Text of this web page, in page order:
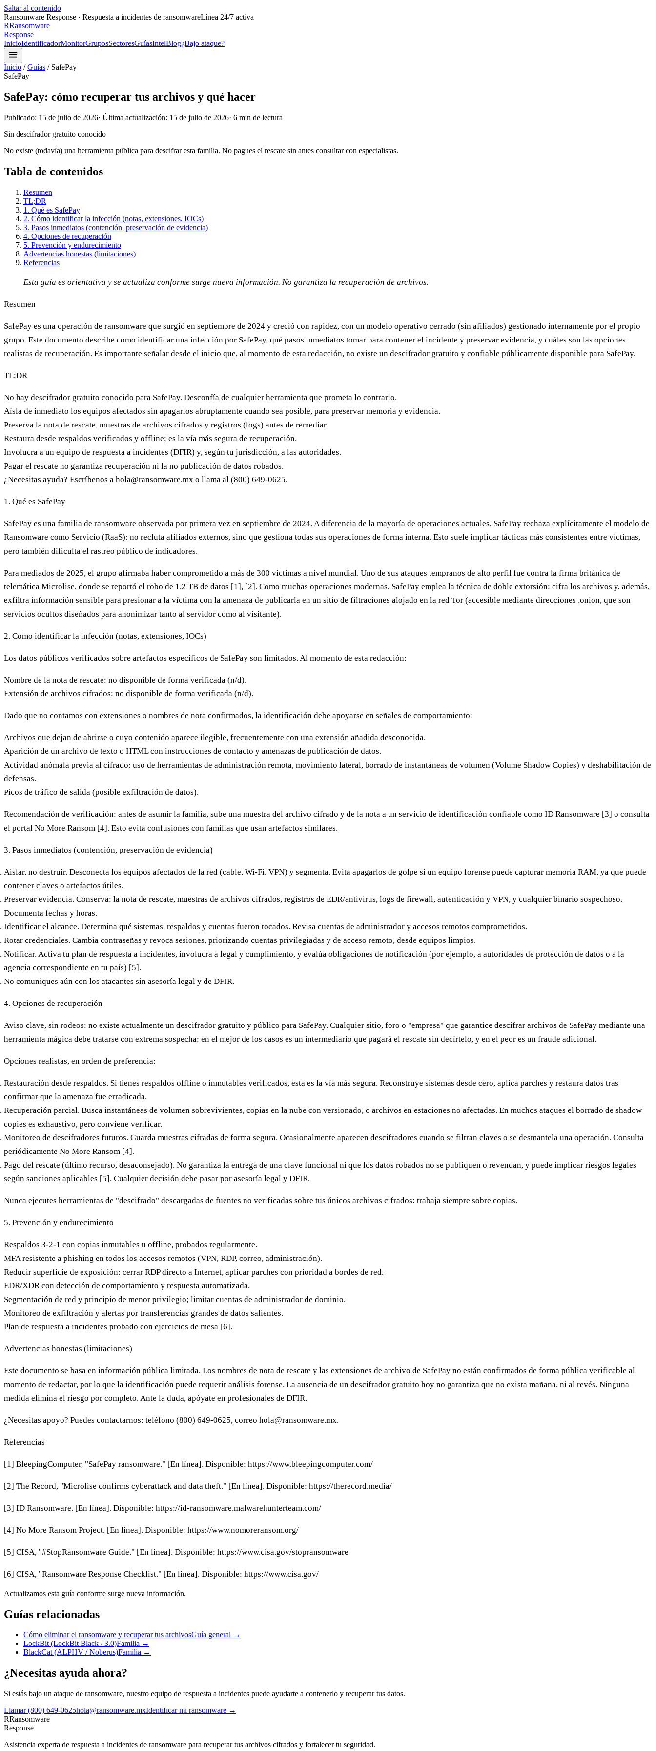
Saltar al contenido
Ransomware Response · Respuesta a incidentes de ransomwareLínea 24/7 activa
RRansomware
Response
InicioIdentificadorMonitorGruposSectoresGuíasIntelBlog¿Bajo ataque?
Inicio / Guías / SafePay
SafePay
SafePay: cómo recuperar tus archivos y qué hacer
Publicado: 15 de julio de 2026· Última actualización: 15 de julio de 2026· 6 min de lectura
Sin descifrador gratuito conocido
No existe (todavía) una herramienta pública para descifrar esta familia. No pagues el rescate sin antes consultar con especialistas.
Tabla de contenidos
Resumen
TL;DR
1. Qué es SafePay
2. Cómo identificar la infección (notas, extensiones, IOCs)
3. Pasos inmediatos (contención, preservación de evidencia)
4. Opciones de recuperación
5. Prevención y endurecimiento
Advertencias honestas (limitaciones)
Referencias
Esta guía es orientativa y se actualiza conforme surge nueva información. No garantiza la recuperación de archivos.
Resumen
SafePay es una operación de ransomware que surgió en septiembre de 2024 y creció con rapidez, con un modelo operativo cerrado (sin afiliados) gestionado internamente por el propio
grupo. Este documento describe cómo identificar una infección por SafePay, qué pasos inmediatos tomar para contener el incidente y preservar evidencia, y cuáles son las opciones
realistas de recuperación. Es importante señalar desde el inicio que, al momento de esta redacción, no existe un descifrador gratuito y confiable públicamente disponible para SafePay.
TL;DR
No hay descifrador gratuito conocido para SafePay. Desconfía de cualquier herramienta que prometa lo contrario.
Aísla de inmediato los equipos afectados sin apagarlos abruptamente cuando sea posible, para preservar memoria y evidencia.
Preserva la nota de rescate, muestras de archivos cifrados y registros (logs) antes de remediar.
Restaura desde respaldos verificados y offline; es la vía más segura de recuperación.
Involucra a un equipo de respuesta a incidentes (DFIR) y, según tu jurisdicción, a las autoridades.
Pagar el rescate no garantiza recuperación ni la no publicación de datos robados.
¿Necesitas ayuda? Escríbenos a hola@ransomware.mx o llama al (800) 649-0625.
1. Qué es SafePay
SafePay es una familia de ransomware observada por primera vez en septiembre de 2024. A diferencia de la mayoría de operaciones actuales, SafePay rechaza explícitamente el modelo de
Ransomware como Servicio (RaaS): no recluta afiliados externos, sino que gestiona todas sus operaciones de forma interna. Esto suele implicar tácticas más consistentes entre víctimas,
pero también dificulta el rastreo público de indicadores.
Para mediados de 2025, el grupo afirmaba haber comprometido a más de 300 víctimas a nivel mundial. Uno de sus ataques tempranos de alto perfil fue contra la firma británica de
telemática Microlise, donde se reportó el robo de 1.2 TB de datos [1], [2]. Como muchas operaciones modernas, SafePay emplea la técnica de doble extorsión: cifra los archivos y, además,
exfiltra información sensible para presionar a la víctima con la amenaza de publicarla en un sitio de filtraciones alojado en la red Tor (accesible mediante direcciones .onion, que son
servicios ocultos diseñados para anonimizar tanto al servidor como al visitante).
2. Cómo identificar la infección (notas, extensiones, IOCs)
Los datos públicos verificados sobre artefactos específicos de SafePay son limitados. Al momento de esta redacción:
Nombre de la nota de rescate: no disponible de forma verificada (n/d).
Extensión de archivos cifrados: no disponible de forma verificada (n/d).
Dado que no contamos con extensiones o nombres de nota confirmados, la identificación debe apoyarse en señales de comportamiento:
Archivos que dejan de abrirse o cuyo contenido aparece ilegible, frecuentemente con una extensión añadida desconocida.
Aparición de un archivo de texto o HTML con instrucciones de contacto y amenazas de publicación de datos.
Actividad anómala previa al cifrado: uso de herramientas de administración remota, movimiento lateral, borrado de instantáneas de volumen (Volume Shadow Copies) y deshabilitación de
defensas.
Picos de tráfico de salida (posible exfiltración de datos).
Recomendación de verificación: antes de asumir la familia, sube una muestra del archivo cifrado y de la nota a un servicio de identificación confiable como ID Ransomware [3] o consulta
el portal No More Ransom [4]. Esto evita confusiones con familias que usan artefactos similares.
3. Pasos inmediatos (contención, preservación de evidencia)
Aislar, no destruir. Desconecta los equipos afectados de la red (cable, Wi-Fi, VPN) y segmenta. Evita apagarlos de golpe si un equipo forense puede capturar memoria RAM, ya que puede
contener claves o artefactos útiles.
Preservar evidencia. Conserva: la nota de rescate, muestras de archivos cifrados, registros de EDR/antivirus, logs de firewall, autenticación y VPN, y cualquier binario sospechoso.
Documenta fechas y horas.
Identificar el alcance. Determina qué sistemas, respaldos y cuentas fueron tocados. Revisa cuentas de administrador y accesos remotos comprometidos.
Rotar credenciales. Cambia contraseñas y revoca sesiones, priorizando cuentas privilegiadas y de acceso remoto, desde equipos limpios.
Notificar. Activa tu plan de respuesta a incidentes, involucra a legal y cumplimiento, y evalúa obligaciones de notificación (por ejemplo, a autoridades de protección de datos o a la
agencia correspondiente en tu país) [5].
No comuniques aún con los atacantes sin asesoría legal y de DFIR.
4. Opciones de recuperación
Aviso clave, sin rodeos: no existe actualmente un descifrador gratuito y público para SafePay. Cualquier sitio, foro o "empresa" que garantice descifrar archivos de SafePay mediante una
herramienta mágica debe tratarse con extrema sospecha: en el mejor de los casos es un intermediario que pagará el rescate sin decírtelo, y en el peor es un fraude adicional.
Opciones realistas, en orden de preferencia:
Restauración desde respaldos. Si tienes respaldos offline o inmutables verificados, esta es la vía más segura. Reconstruye sistemas desde cero, aplica parches y restaura datos tras
confirmar que la amenaza fue erradicada.
Recuperación parcial. Busca instantáneas de volumen sobrevivientes, copias en la nube con versionado, o archivos en estaciones no afectadas. En muchos ataques el borrado de shadow
copies es exhaustivo, pero conviene verificar.
Monitoreo de descifradores futuros. Guarda muestras cifradas de forma segura. Ocasionalmente aparecen descifradores cuando se filtran claves o se desmantela una operación. Consulta
periódicamente No More Ransom [4].
Pago del rescate (último recurso, desaconsejado). No garantiza la entrega de una clave funcional ni que los datos robados no se publiquen o revendan, y puede implicar riesgos legales
según sanciones aplicables [5]. Cualquier decisión debe pasar por asesoría legal y DFIR.
Nunca ejecutes herramientas de "descifrado" descargadas de fuentes no verificadas sobre tus únicos archivos cifrados: trabaja siempre sobre copias.
5. Prevención y endurecimiento
Respaldos 3-2-1 con copias inmutables u offline, probados regularmente.
MFA resistente a phishing en todos los accesos remotos (VPN, RDP, correo, administración).
Reducir superficie de exposición: cerrar RDP directo a Internet, aplicar parches con prioridad a bordes de red.
EDR/XDR con detección de comportamiento y respuesta automatizada.
Segmentación de red y principio de menor privilegio; limitar cuentas de administrador de dominio.
Monitoreo de exfiltración y alertas por transferencias grandes de datos salientes.
Plan de respuesta a incidentes probado con ejercicios de mesa [6].
Advertencias honestas (limitaciones)
Este documento se basa en información pública limitada. Los nombres de nota de rescate y las extensiones de archivo de SafePay no están confirmados de forma pública verificable al
momento de redactar, por lo que la identificación puede requerir análisis forense. La ausencia de un descifrador gratuito hoy no garantiza que no exista mañana, ni al revés. Ninguna
medida elimina el riesgo por completo. Ante la duda, apóyate en profesionales de DFIR.
¿Necesitas apoyo? Puedes contactarnos: teléfono (800) 649-0625, correo hola@ransomware.mx.
Referencias
[1] BleepingComputer, "SafePay ransomware." [En línea]. Disponible: https://www.bleepingcomputer.com/
[2] The Record, "Microlise confirms cyberattack and data theft." [En línea]. Disponible: https://therecord.media/
[3] ID Ransomware. [En línea]. Disponible: https://id-ransomware.malwarehunterteam.com/
[4] No More Ransom Project. [En línea]. Disponible: https://www.nomoreransom.org/
[5] CISA, "#StopRansomware Guide." [En línea]. Disponible: https://www.cisa.gov/stopransomware
[6] CISA, "Ransomware Response Checklist." [En línea]. Disponible: https://www.cisa.gov/
Actualizamos esta guía conforme surge nueva información.
Guías relacionadas
Cómo eliminar el ransomware y recuperar tus archivosGuía general →
LockBit (LockBit Black / 3.0)Familia →
BlackCat (ALPHV / Noberus)Familia →
¿Necesitas ayuda ahora?
Si estás bajo un ataque de ransomware, nuestro equipo de respuesta a incidentes puede ayudarte a contenerlo y recuperar tus datos.
Llamar(800) 649-0625hola@ransomware.mxIdentificar mi ransomware →
RRansomware
Response
Asistencia experta de respuesta a incidentes de ransomware para recuperar tus archivos cifrados y fortalecer tu seguridad.